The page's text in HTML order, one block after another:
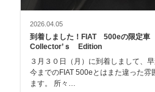
2026.04.05
到着しました！FIAT 500eの限定
Collector’ｓ Edition
３月３０日（月）に到着しまして、
今までのFIAT 500eとはまた違った雰
ます。 所々…